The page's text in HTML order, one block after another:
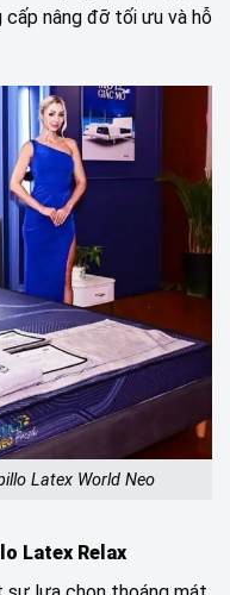
cấp nâng đỡ tối ưu và hỗ
Latex World Neo
Latex Relax